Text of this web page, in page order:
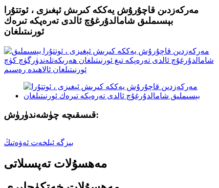
مەركەزدىن قاچۇرۇش يەككە كىرىش ئېغىزى ، ئوتتۇرا
بېسىملىق شامالدۇرغۇچ ئالدى تەرەپكە تىرەك
ئورنىتىلغان
قىسقىچە چۈشەندۈرۈش:
بىزگە ئېلخەت ئەۋەتىڭ
مەھسۇلات تەپسىلاتى